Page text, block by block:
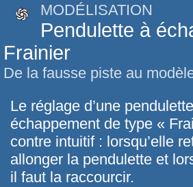
MODÉLISATION
Pendulette à
Frainier
De la fausse piste au
Le réglage d’une
échappement de type «
contre intuitif : lorsqu’elle
allonger la pendulette et
il faut la raccourcir.